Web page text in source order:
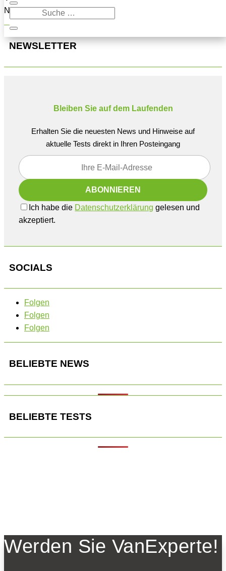
Navigation oben, um den Beitrag zu finden.
NEWSLETTER
Bleiben Sie auf dem Laufenden
Erhalten Sie die neuesten News und Hinweise auf
aktuelle Tests direkt in Ihren Posteingang
Ich habe die Datenschutzerklärung gelesen und
akzeptiert.
SOCIALS
Folgen
Folgen
Folgen
BELIEBTE NEWS
BELIEBTE TESTS
Werden Sie VanExperte!